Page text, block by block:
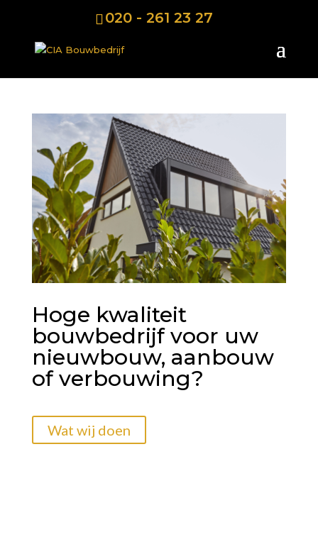
020 - 261 23 27
Hoge kwaliteit
bouwbedrijf voor uw
nieuwbouw, aanbouw
of verbouwing?
Wat wij doen